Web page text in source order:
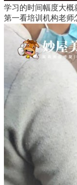
学习的时间幅度大概
第一看培训机构老师